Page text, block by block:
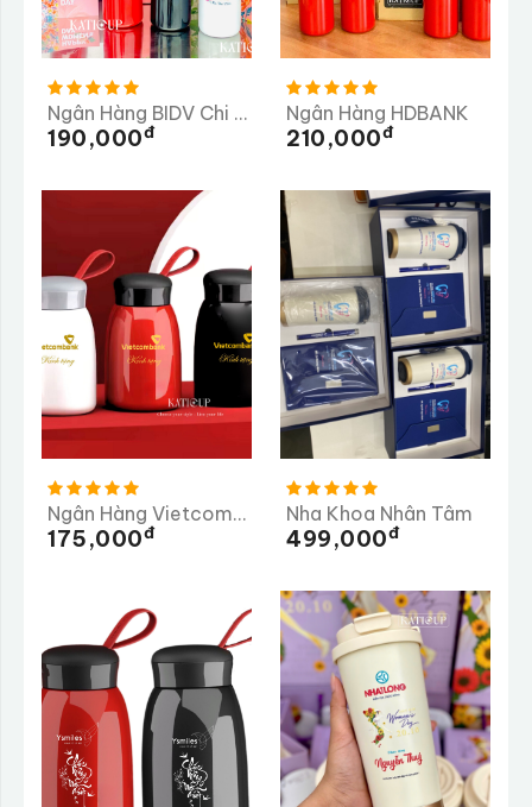
Ngân Hàng BIDV Chi Nhánh Dung Quất
190,000Đ
Ngân Hàng HDBANK
210,000Đ
Ngân Hàng Vietcombank
175,000Đ
Nha Khoa Nhân Tâm
499,000Đ